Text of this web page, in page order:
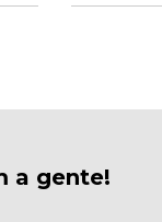
a gente!